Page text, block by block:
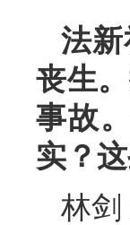
法
丧生
事故
实？
林剑